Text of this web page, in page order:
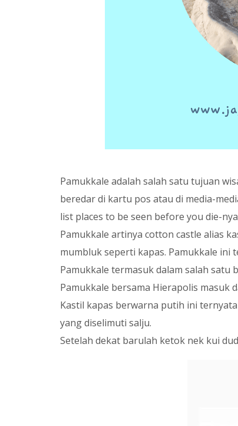
Pamukkale adalah salah satu tujuan
beredar di kartu pos atau di media-
list places to be seen before you die-
Pamukkale artinya cotton castle alias
mumbluk seperti kapas. Pamukkale ini
Pamukkale termasuk dalam salah
Pamukkale bersama Hierapolis masuk
Kastil kapas berwarna putih ini
yang diselimuti salju.
Setelah dekat barulah ketok nek kui